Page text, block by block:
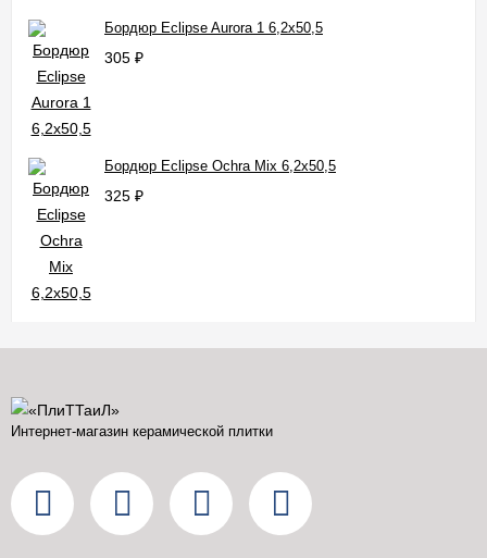
Бордюр Eclipse Aurora 1 6,2x50,5
305 ₽
Бордюр Eclipse Ochra Mix 6,2x50,5
325 ₽
Интернет-магазин керамической плитки